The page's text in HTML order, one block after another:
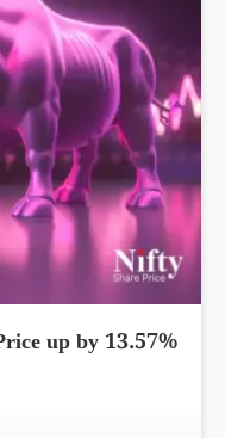
up by 13.57%